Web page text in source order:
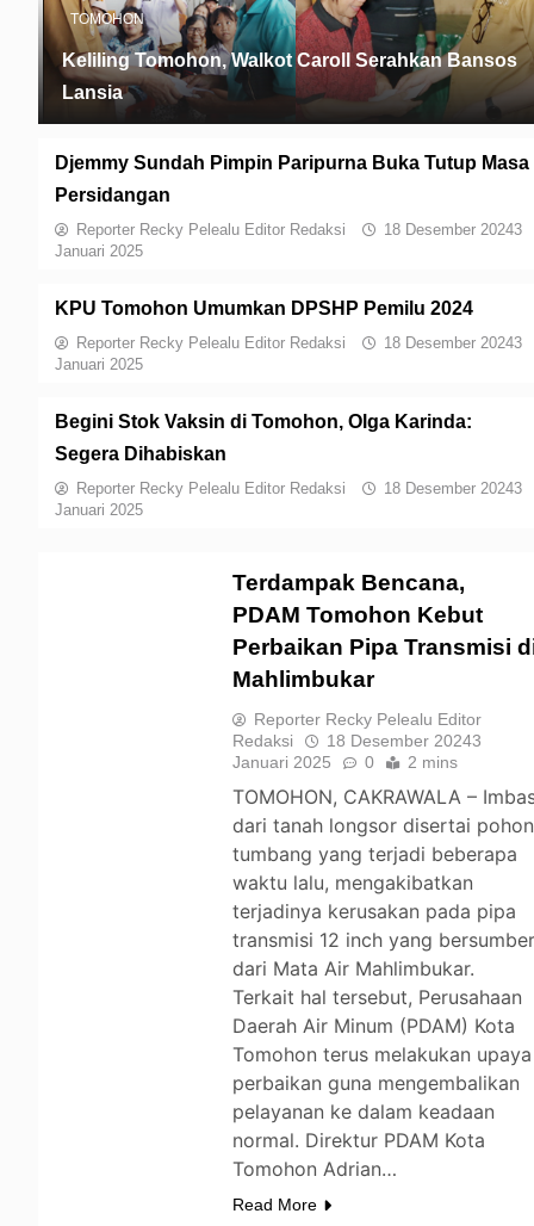
TOMOHON
Keliling Tomohon, Walkot Caroll Serahkan Bansos
Lansia
Djemmy Sundah Pimpin Paripurna Buka Tutup Masa
Persidangan
Reporter Recky Pelealu Editor Redaksi 18 Desember 20243
Januari 2025
KPU Tomohon Umumkan DPSHP Pemilu 2024
Reporter Recky Pelealu Editor Redaksi 18 Desember 20243
Januari 2025
Begini Stok Vaksin di Tomohon, Olga Karinda:
Segera Dihabiskan
Reporter Recky Pelealu Editor Redaksi 18 Desember 20243
Januari 2025
Terdampak Bencana,
PDAM Tomohon Kebut
Perbaikan Pipa Transmisi
Mahlimbukar
Reporter Recky Pelealu Editor
Redaksi
18 Desember 20243
Januari 2025
0 2 mins
TOMOHON, CAKRAWALA –
dari tanah longsor disertai pohon
tumbang yang terjadi beberapa
waktu lalu, mengakibatkan
terjadinya kerusakan pada pipa
transmisi 12 inch yang
dari Mata Air Mahlimbukar.
Terkait hal tersebut, Perusahaan
Daerah Air Minum (PDAM) Kota
Tomohon terus melakukan upaya
perbaikan guna mengembalikan
pelayanan ke dalam keadaan
normal. Direktur PDAM Kota
Tomohon Adrian…
Read More